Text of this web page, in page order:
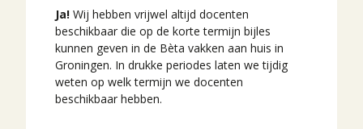
Ja! Wij hebben vrijwel altijd docenten
beschikbaar die op de korte termijn bijles
kunnen geven in de Bèta vakken aan huis in
Groningen. In drukke periodes laten we tijdig
weten op welk termijn we docenten
beschikbaar hebben.